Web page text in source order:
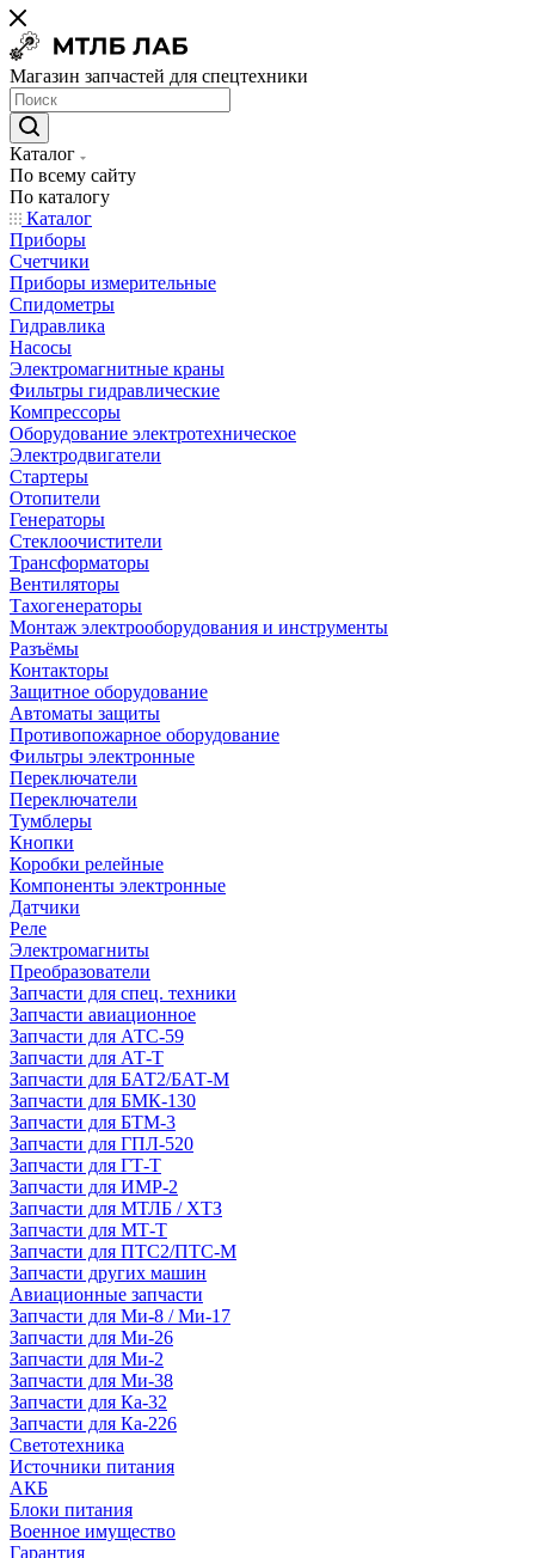
Магазин запчастей для спецтехники
Каталог
По всему сайту
По каталогу
Каталог
Приборы
Счетчики
Приборы измерительные
Спидометры
Гидравлика
Насосы
Электромагнитные краны
Фильтры гидравлические
Компрессоры
Оборудование электротехническое
Электродвигатели
Стартеры
Отопители
Генераторы
Стеклоочистители
Трансформаторы
Вентиляторы
Тахогенераторы
Монтаж электрооборудования и инструменты
Разъёмы
Контакторы
Защитное оборудование
Автоматы защиты
Противопожарное оборудование
Фильтры электронные
Переключатели
Переключатели
Тумблеры
Кнопки
Коробки релейные
Компоненты электронные
Датчики
Реле
Электромагниты
Преобразователи
Запчасти для спец. техники
Запчасти авиационное
Запчасти для АТС-59
Запчасти для АТ-Т
Запчасти для БАТ2/БАТ-М
Запчасти для БМК-130
Запчасти для БТМ-3
Запчасти для ГПЛ-520
Запчасти для ГТ-Т
Запчасти для ИМР-2
Запчасти для МТЛБ / ХТЗ
Запчасти для МТ-Т
Запчасти для ПТС2/ПТС-М
Запчасти других машин
Авиационные запчасти
Запчасти для Ми-8 / Ми-17
Запчасти для Ми-26
Запчасти для Ми-2
Запчасти для Ми-38
Запчасти для Ка-32
Запчасти для Ка-226
Светотехника
Источники питания
АКБ
Блоки питания
Военное имущество
Гарантия